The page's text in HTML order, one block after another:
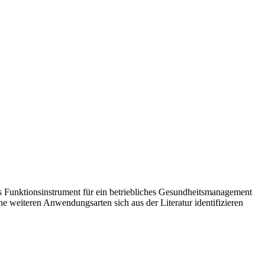
für ein betriebliches Gesundheitsmanagement
weiteren Anwendungsarten sich aus der Literatur identifizieren